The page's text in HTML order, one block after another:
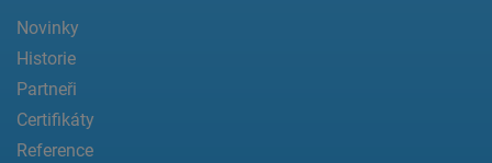
Novinky
Historie
Partneři
Certifikáty
Reference